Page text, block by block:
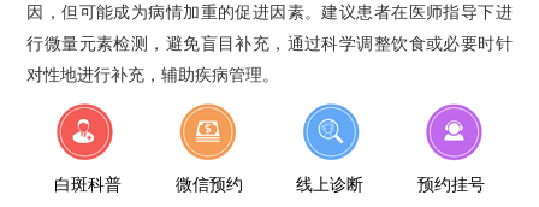
因，但可能成为病情加重的促进因素。建议患者在医师指导下进
行微量元素检测，避免盲目补充，通过科学调整饮食或必要时针
对性地进行补充，辅助疾病管理。
白斑科普 微信预约 线上诊断
预约挂号